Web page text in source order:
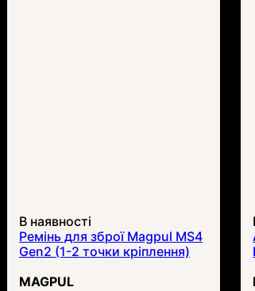
В наявності
Ремінь для зброї Magpul MS4
Gen2 (1-2 точки кріплення)
MAGPUL